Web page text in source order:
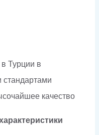
Турции в
стандартами
качество